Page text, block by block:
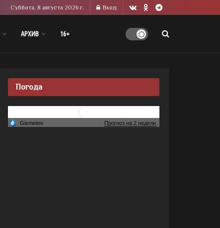
Суббота, 8 августа 2026 г. Вход
АРХИВ 16+
Погода